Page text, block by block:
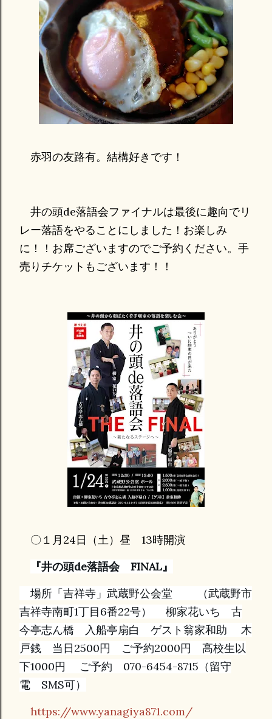
赤羽の友路有。結構好きです！
井の頭de落語会ファイナルは最後に趣向でリ
レー落語をやることにしました！お楽しみ
に！！お席ございますのでご予約ください。手
売りチケットもございます！！
〇１月24日（土）昼 13時開演
『井の頭de落語会 FINAL』
場所「吉祥寺」武蔵野公会堂 （武蔵野市
吉祥寺南町1丁目6番22号） 柳家花いち 古
今亭志ん橋 入船亭扇白 ゲスト翁家和助 木
戸銭 当日2500円 ご予約2000円 高校生以
下1000円 ご予約 070-6454-8715（留守
電 SMS可）
https://www.yanagiya871.com/